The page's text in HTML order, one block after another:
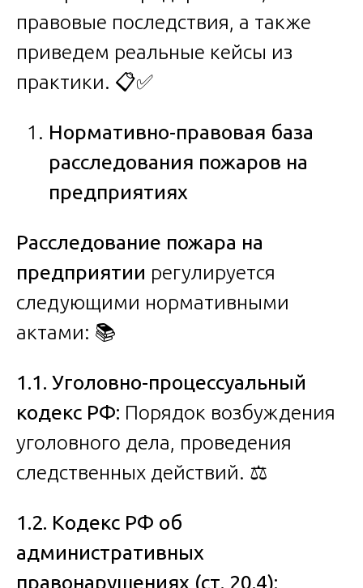
правовые последствия, а также
приведем реальные кейсы из
практики. 📋✅
Нормативно-правовая база
расследования пожаров на
предприятиях
Расследование пожара на
предприятии регулируется
следующими нормативными
актами: 📚
1.1. Уголовно-процессуальный
кодекс РФ: Порядок возбуждения
уголовного дела, проведения
следственных действий. ⚖️
1.2. Кодекс РФ об
административных
правонарушениях (ст. 20.4):